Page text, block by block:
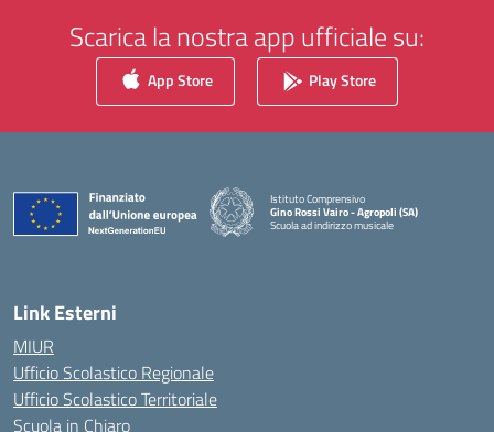
Scarica la nostra app ufficiale su:
App Store Play Store
Istituto Comprensivo
Gino Rossi Vairo - Agropoli (SA)
Scuola ad indirizzo musicale
Link Esterni
MIUR
Ufficio Scolastico Regionale
Ufficio Scolastico Territoriale
Scuola in Chiaro